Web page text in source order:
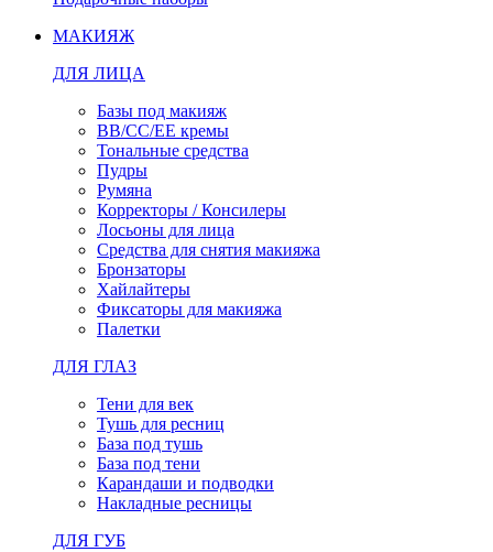
МАКИЯЖ
ДЛЯ ЛИЦА
Базы под макияж
BB/CC/EE кремы
Тональные средства
Пудры
Румяна
Корректоры / Консилеры
Лосьоны для лица
Средства для снятия макияжа
Бронзаторы
Хайлайтеры
Фиксаторы для макияжа
Палетки
ДЛЯ ГЛАЗ
Тени для век
Тушь для ресниц
База под тушь
База под тени
Карандаши и подводки
Накладные ресницы
ДЛЯ ГУБ